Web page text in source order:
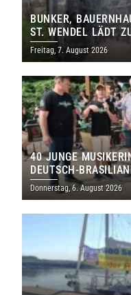
BUNKER,
ST. WENDEL LÄDT
DENKMALS EIN
Freitag, 7. August 2026
40 JUNGE
DEUTSCH-
THOLEY
Donnerstag, 6. August 2026